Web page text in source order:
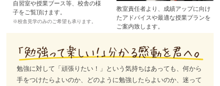
自習室や授業ブース等、校舎の様
子をご覧頂けます。
※校舎見学のみのご希望も承ります。
教室責任者より、成績アップに向け
たアドバイスや最適な授業プランを
ご案内致します。
勉強に対して「頑張りたい！」という気持ちはあっても、何から
手をつけたらよいのか、どのように勉強したらよいのか、迷って